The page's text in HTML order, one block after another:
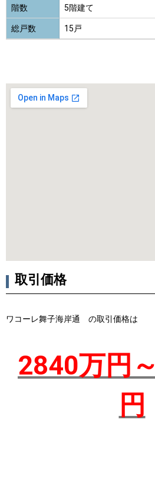
階数 5階建て
総戸数 15戸
取引価格
ワコーレ舞子海岸通 の取引価格は
2840万円
円